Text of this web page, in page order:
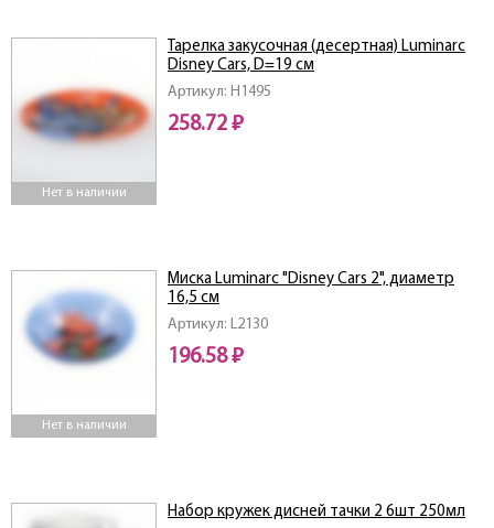
Нет в наличии
Артикул: H1495
Тарелка закусочная (десертная) Luminarc
Disney Cars, D=19 см
258.72 ₽
Нет в наличии
Артикул: L2130
Миска Luminarc "Disney Cars 2", диаметр
16,5 см
196.58 ₽
Набор кружек дисней тачки 2 6шт 250мл